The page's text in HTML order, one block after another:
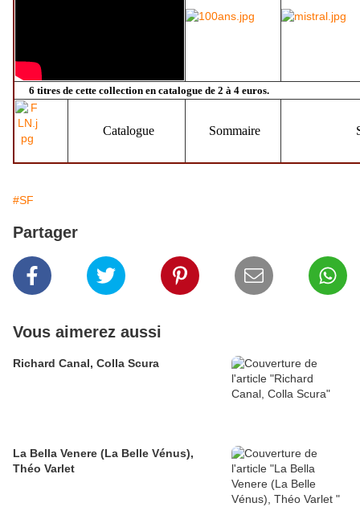
6 titres de cette collection en catalogue de 2 à 4 euros.
Catalogue Sommaire
#SF
Partager
Vous aimerez aussi
Richard Canal, Colla Scura
La Bella Venere (La Belle Vénus),
Théo Varlet